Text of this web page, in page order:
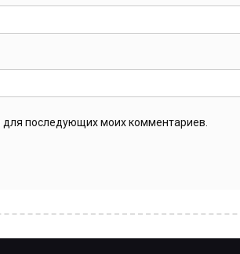
для последующих моих комментариев.